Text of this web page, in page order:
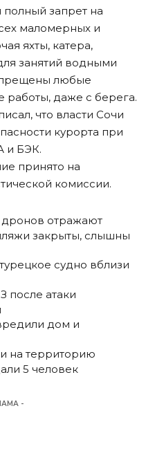
полный запрет на
маломерных и
яхты, катера,
занятий водными
любые
даже с берега.
, что власти Сочи
курорта при
и БЭК.
принято на
комиссии.
отражают
закрыты, слышны
судно вблизи
после атаки
дом и
на территорию
5 человек
-